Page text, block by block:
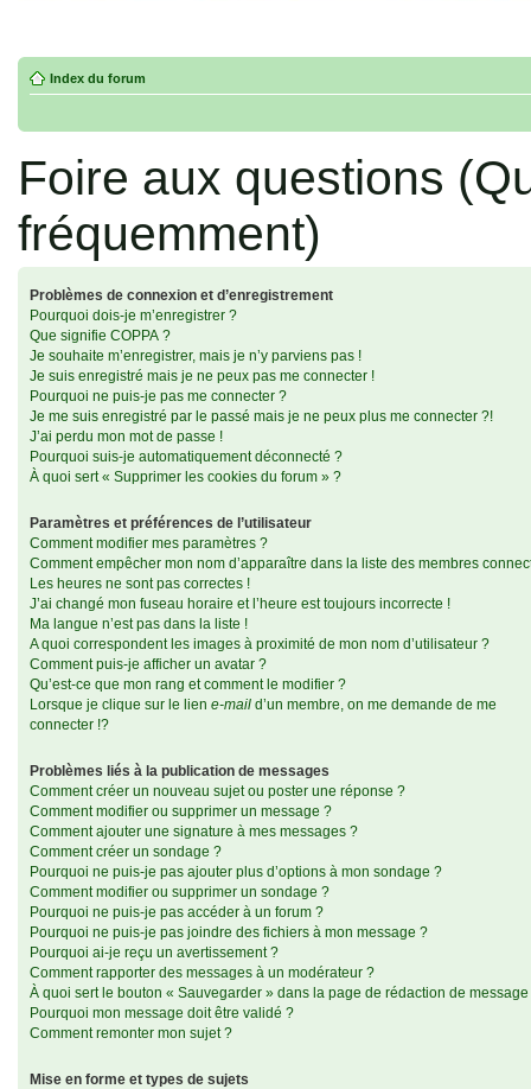
Index du forum
Foire aux questions
fréquemment)
Problèmes de connexion et d’enregistrement
Pourquoi dois-je m’enregistrer ?
Que signifie COPPA ?
Je souhaite m’enregistrer, mais je n’y parviens pas !
Je suis enregistré mais je ne peux pas me connecter !
Pourquoi ne puis-je pas me connecter ?
Je me suis enregistré par le passé mais je ne peux plus me connecter ?!
J’ai perdu mon mot de passe !
Pourquoi suis-je automatiquement déconnecté ?
À quoi sert « Supprimer les cookies du forum » ?
Paramètres et préférences de l’utilisateur
Comment modifier mes paramètres ?
Comment empêcher mon nom d’apparaître dans la liste des membres
Les heures ne sont pas correctes !
J’ai changé mon fuseau horaire et l’heure est toujours incorrecte !
Ma langue n’est pas dans la liste !
A quoi correspondent les images à proximité de mon nom d’utilisateur ?
Comment puis-je afficher un avatar ?
Qu’est-ce que mon rang et comment le modifier ?
Lorsque je clique sur le lien e-mail d’un membre, on me demande de me
connecter !?
Problèmes liés à la publication de messages
Comment créer un nouveau sujet ou poster une réponse ?
Comment modifier ou supprimer un message ?
Comment ajouter une signature à mes messages ?
Comment créer un sondage ?
Pourquoi ne puis-je pas ajouter plus d’options à mon sondage ?
Comment modifier ou supprimer un sondage ?
Pourquoi ne puis-je pas accéder à un forum ?
Pourquoi ne puis-je pas joindre des fichiers à mon message ?
Pourquoi ai-je reçu un avertissement ?
Comment rapporter des messages à un modérateur ?
À quoi sert le bouton « Sauvegarder » dans la page de rédaction de message
Pourquoi mon message doit être validé ?
Comment remonter mon sujet ?
Mise en forme et types de sujets